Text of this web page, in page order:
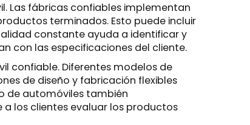
Las fábricas confiables implementan
terminados. Esto puede incluir
constante ayuda a identificar y
con las especificaciones del cliente.
confiable. Diferentes modelos de
de diseño y fabricación flexibles
de automóviles también
los clientes evaluar los productos